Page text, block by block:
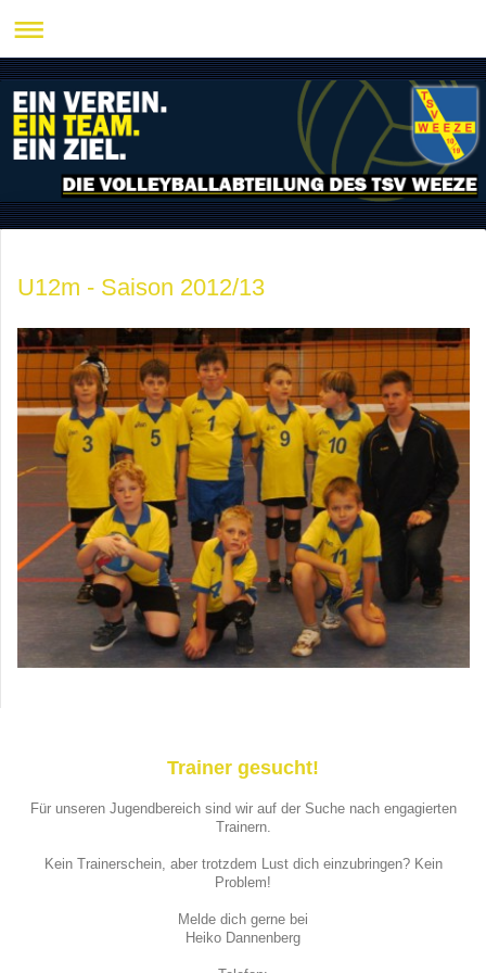
U12m - Saison 2012/13
Trainer gesucht!
Für unseren Jugendbereich sind wir auf der Suche nach engagierten
Trainern.
Kein Trainerschein, aber trotzdem Lust dich einzubringen? Kein
Problem!
Melde dich gerne bei
Heiko Dannenberg